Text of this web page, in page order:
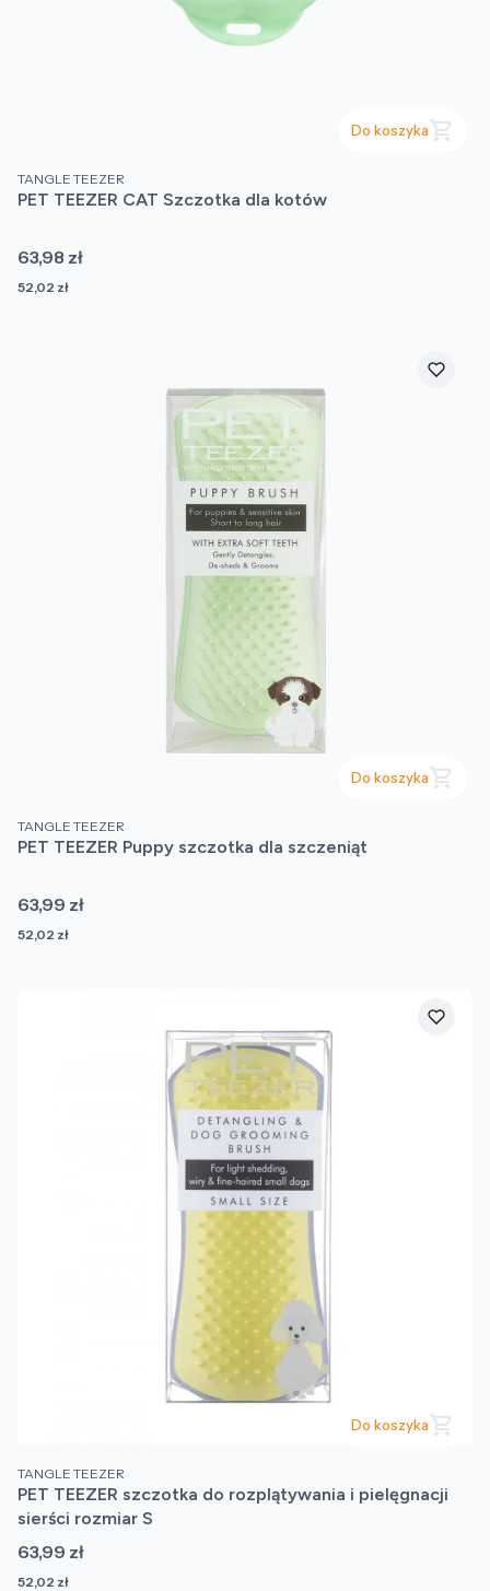
Do koszyka
PRODUCENT
TANGLE TEEZER
PET TEEZER CAT Szczotka dla kotów
Cena
63,98 zł
Cena
52,02 zł
Do koszyka
PRODUCENT
TANGLE TEEZER
PET TEEZER Puppy szczotka dla szczeniąt
Cena
63,99 zł
Cena
52,02 zł
Do koszyka
PRODUCENT
TANGLE TEEZER
PET TEEZER szczotka do rozplątywania i pielęgnacji
sierści rozmiar S
Cena
63,99 zł
Cena
52,02 zł